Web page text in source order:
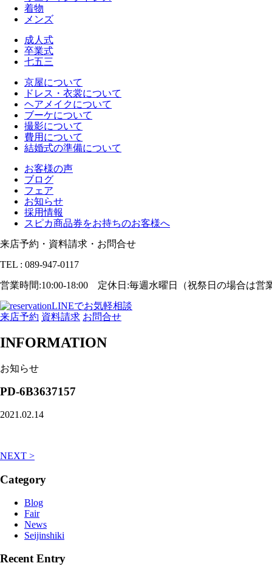
着物
メンズ
成人式
卒業式
七五三
京屋について
ドレス・衣裳について
ヘアメイクについて
ブーケについて
撮影について
費用について
結婚式の準備について
お客様の声
ブログ
フェア
お知らせ
採用情報
スピカ商品券をお持ちのお客様へ
来店予約・資料請求・お問合せ
TEL : 089-947-0117
営業時間:10:00-18:00 定休日:毎週水曜日（祝祭日の場合は営
LINEでお気軽相談
来店予約 資料請求 お問合せ
INFORMATION
お知らせ
PD-6B3637157
2021.02.14
NEXT >
Category
Blog
Fair
News
Seijinshiki
Recent Entry